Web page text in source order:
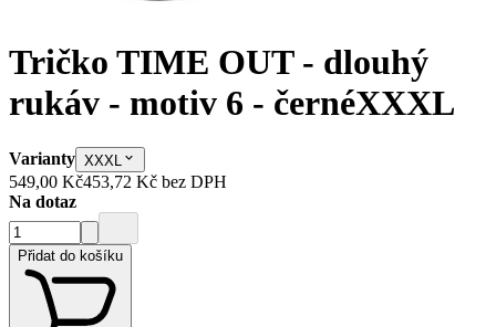
Tričko TIME OUT - dlouhý
rukáv - motiv 6 - černéXXXL
Varianty XXXL
549,00 Kč453,72 Kč bez DPH
Na dotaz
Přidat do košíku